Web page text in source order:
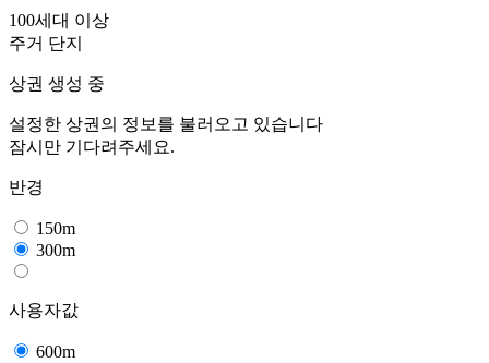
100세대 이상
주거 단지
상권 생성 중
설정한 상권의 정보를 불러오고 있습니다
잠시만 기다려주세요.
반경
150m
300m
사용자값
600m